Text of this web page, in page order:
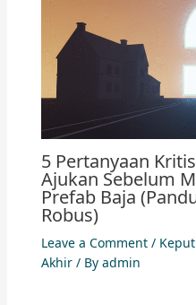
5 Pertanyaan
Ajukan Sebelum
Prefab Baja
Robus)
Leave a Comment /
Akhir/ By admin